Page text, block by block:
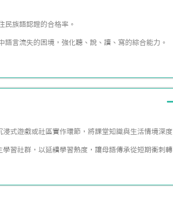
民族語認證的合格率。
言流失的困境，強化聽、說、讀、寫的綜合能力。
式遊戲或社區實作環節，將課堂知識與生活情境深度
習社群，以延續學習熱度，讓母語傳承從短期衝刺轉